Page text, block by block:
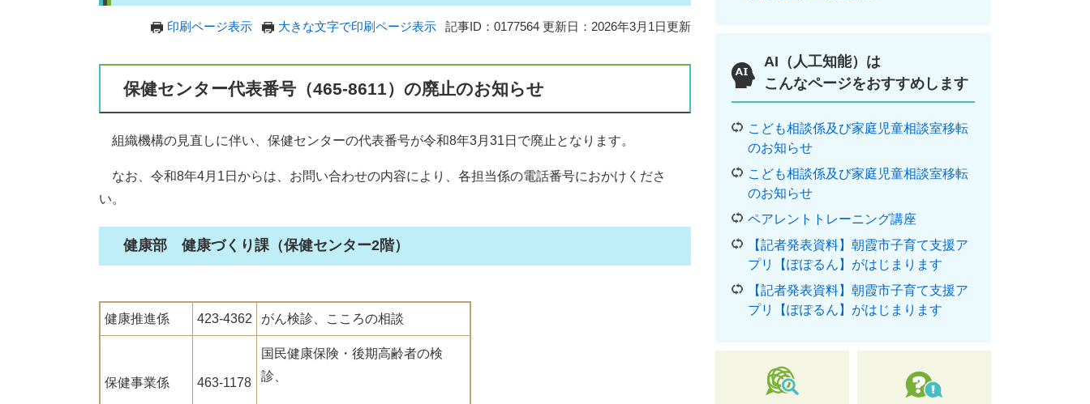
印刷ページ表示 大きな文字で印刷ページ表示 記事ID：0177564 更新日：2026年3月1日更新
保健センター代表番号（465-8611）の廃止のお知らせ
組織機構の見直しに伴い、保健センターの代表番号が令和8年3月31日で廃止となります。
なお、令和8年4月1日からは、お問い合わせの内容により、各担当係の電話番号におかけくださ
い。
健康部 健康づくり課（保健センター2階）
健康推進係 423-4362 がん検診、こころの相談
保健事業係 463-1178
国民健康保険・後期高齢者の検
診、
AI（人工知能）は
こんなページをおすすめします
こども相談係及び家庭児童相談室移転
のお知らせ
こども相談係及び家庭児童相談室移転
のお知らせ
ペアレントトレーニング講座
【記者発表資料】朝霞市子育て支援ア
プリ【ぽぽるん】がはじまります
【記者発表資料】朝霞市子育て支援ア
プリ【ぽぽるん】がはじまります